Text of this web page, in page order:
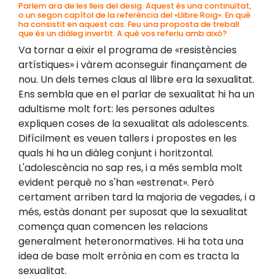
Parlem ara de les lleis del desig. Aquest és una continuïtat,
o un segon capítol de la referència del «Llibre Roig». En què
ha consistit en aquest cas. Feu una proposta de treball
que és un diàleg invertit. A què vos referiu amb això?
Va tornar a eixir el programa de «resistències
artístiques» i vàrem aconseguir finançament de
nou. Un dels temes claus al llibre era la sexualitat.
Ens sembla que en el parlar de sexualitat hi ha un
adultisme molt fort: les persones adultes
expliquen coses de la sexualitat als adolescents.
Difícilment es veuen tallers i propostes en les
quals hi ha un diàleg conjunt i horitzontal.
L'adolescència no sap res, i a més sembla molt
evident perquè no s'han «estrenat». Però
certament arriben tard la majoria de vegades, i a
més, estàs donant per suposat que la sexualitat
comença quan comencen les relacions
generalment heteronormatives. Hi ha tota una
idea de base molt errònia en com es tracta la
sexualitat.